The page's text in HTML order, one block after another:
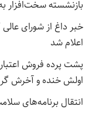
بازنشسته سخت‌افزار
خبر داغ از شورای
اعلام شد
پشت پرده فروش
اولش خنده و آخرش
انتقال برنامه‌های